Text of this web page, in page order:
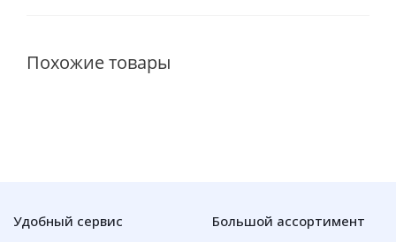
Похожие товары
Удобный сервис Большой ассортимент